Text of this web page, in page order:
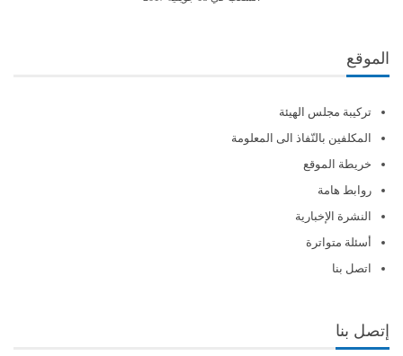
الموقع
تركيبة مجلس الهيئة
المكلفين بالنّفاذ الى المعلومة
خريطة الموقع
روابط هامة
النشرة الإخبارية
أسئلة متواترة
اتصل بنا
إتصل بنا